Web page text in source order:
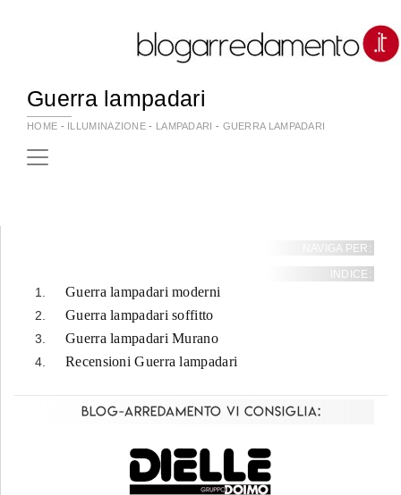
Guerra lampadari
HOME - ILLUMINAZIONE - LAMPADARI - GUERRA LAMPADARI
NAVIGA PER:
INDICE:
Guerra lampadari moderni
Guerra lampadari soffitto
Guerra lampadari Murano
Recensioni Guerra lampadari
Blog-Arredamento vi consiglia: